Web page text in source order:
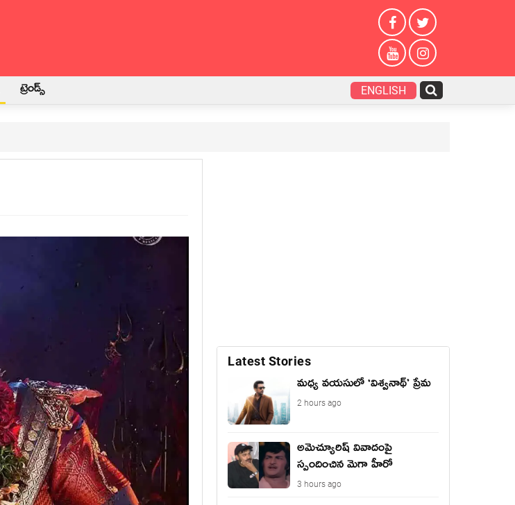
ట్రెండ్స్ ENGLISH
Latest Stories
మధ్య వయసులో ‘విశ్వనాథ్’ ప్రేమ
2 hours ago
అమెచ్యూరిష్ వివాదంపై
స్పందించిన మెగా హీరో
3 hours ago